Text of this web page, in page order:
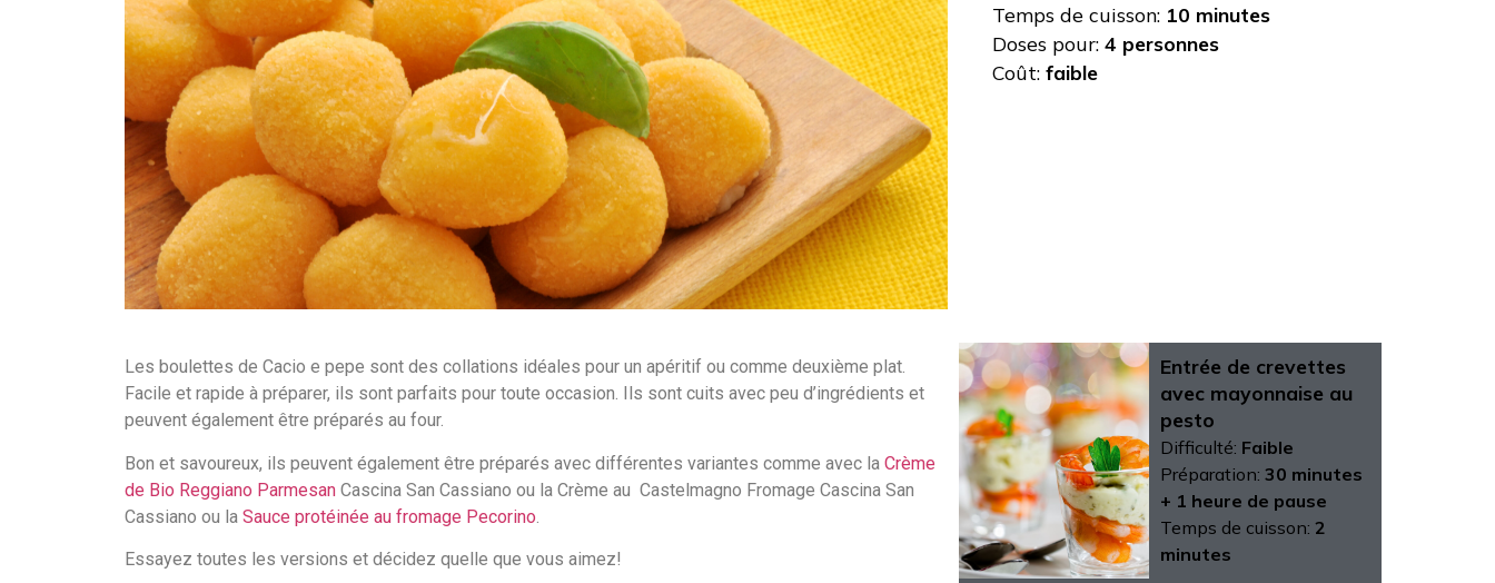
Temps de cuisson: 10 minutes
Doses pour: 4 personnes
Coût: faible
Les boulettes de Cacio e pepe sont des collations idéales pour un apéritif ou comme deuxième plat.
Facile et rapide à préparer, ils sont parfaits pour toute occasion. Ils sont cuits avec peu d’ingrédients et
peuvent également être préparés au four.
Bon et savoureux, ils peuvent également être préparés avec différentes variantes comme avec la Crème
de Bio Reggiano Parmesan Cascina San Cassiano ou la Crème au Castelmagno Fromage Cascina San
Cassiano ou la Sauce protéinée au fromage Pecorino
Essayez toutes les versions et décidez quelle que vous aimez!
Entrée de crevettes
avec mayonnaise au
pesto
Difficulté: Faible
Préparation: 30 minutes
+ 1 heure de pause
Temps de cuisson: 2
minutes